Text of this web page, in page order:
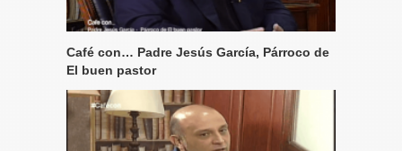
Café con… Padre Jesús García, Párroco de
El buen pastor